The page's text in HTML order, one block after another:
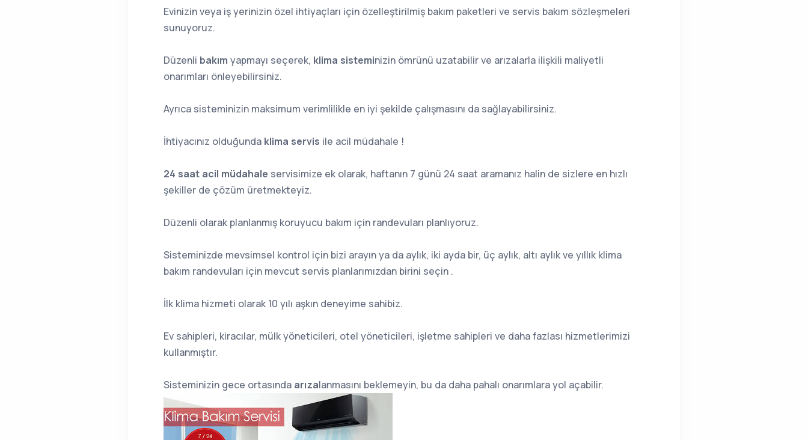
Evinizin veya iş yerinizin özel ihtiyaçları için özelleştirilmiş bakım paketleri ve servis bakım sözleşmeleri
sunuyoruz.
Düzenli bakım yapmayı seçerek, klima sisteminizin ömrünü uzatabilir ve arızalarla ilişkili maliyetli
onarımları önleyebilirsiniz.
Ayrıca sisteminizin maksimum verimlilikle en iyi şekilde çalışmasını da sağlayabilirsiniz.
İhtiyacınız olduğunda klima servis ile acil müdahale !
24 saat acil müdahale servisimize ek olarak, haftanın 7 günü 24 saat aramanız halin de sizlere en hızlı
şekiller de çözüm üretmekteyiz.
Düzenli olarak planlanmış koruyucu bakım için randevuları planlıyoruz.
Sisteminizde mevsimsel kontrol için bizi arayın ya da aylık, iki ayda bir, üç aylık, altı aylık ve yıllık klima
bakım randevuları için mevcut servis planlarımızdan birini seçin .
İlk klima hizmeti olarak 10 yılı aşkın deneyime sahibiz.
Ev sahipleri, kiracılar, mülk yöneticileri, otel yöneticileri, işletme sahipleri ve daha fazlası hizmetlerimizi
kullanmıştır.
Sisteminizin gece ortasında arızalanmasını beklemeyin, bu da daha pahalı onarımlara yol açabilir.